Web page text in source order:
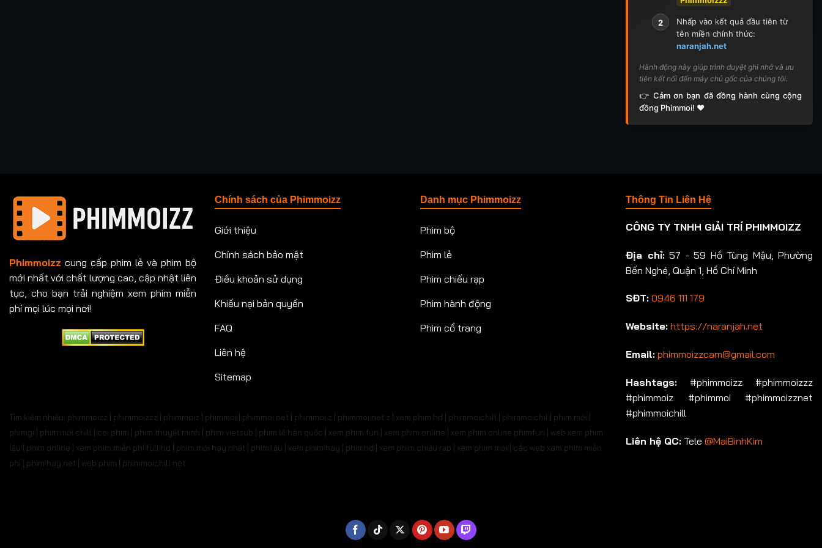
2
Nhấp vào kết quả đầu tiên từ
tên miền chính thức:
naranjah.net
Hành động này giúp trình duyệt ghi nhớ và ưu
tiên kết nối đến máy chủ gốc của chúng tôi.
👉 Cảm ơn bạn đã đồng hành cùng cộng
đồng Phimmoi! ❤️
Phimmoizz cung cấp phim lẻ và phim bộ
mới nhất với chất lượng cao, cập nhật liên
tục, cho bạn trải nghiệm xem phim miễn
phí mọi lúc mọi nơi!
Chính sách của Phimmoizz
Giới thiệu
Chính sách bảo mật
Điều khoản sử dụng
Khiếu nại bản quyền
FAQ
Liên hệ
Sitemap
Danh mục Phimmoizz
Phim bộ
Phim lẻ
Phim chiếu rạp
Phim hành động
Phim cổ trang
Tìm kiếm nhiều: phimmoizz | phimmoizzz | phimmoiz | phimmoi | phimmoi net | phimmoi.z | phimmoi.net z | xem phim hd | phimmoichill | phimmoichil | phim mới |
phimgi | phim mới chill | coi phim | phim thuyết minh | phim vietsub | phim lẻ hàn quốc | xem phim fun | xem phim online | xem phim online phimfun | web xem phim
lậu | phim online | xem phim miễn phí full hd | phim mới hay nhất | phim lậu | xem phim hay | phimhd | xem phim chiếu rạp | xem phim mới | các web xem phim miễn
phí | phim hay.net | web phim | phimmoichill net
Thông Tin Liên Hệ
CÔNG TY TNHH GIẢI TRÍ PHIMMOIZZ
Địa chỉ:57 - 59 Hồ Tùng Mậu, Phường
Bến Nghé, Quận 1, Hồ Chí Minh
SĐT: 0946 111 179
Website: https://naranjah.net
Email: phimmoizzcam@gmail.com
Hashtags: #phimmoizz #phimmoizzz
#phimmoiz #phimmoi #phimmoizznet
#phimmoichill
Liên hệ QC: Tele @MaiBinhKim